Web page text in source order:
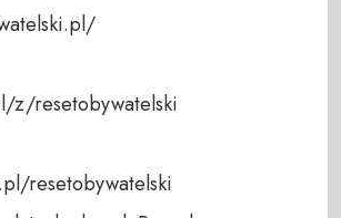
z/resetobywatelski
resetobywatelski